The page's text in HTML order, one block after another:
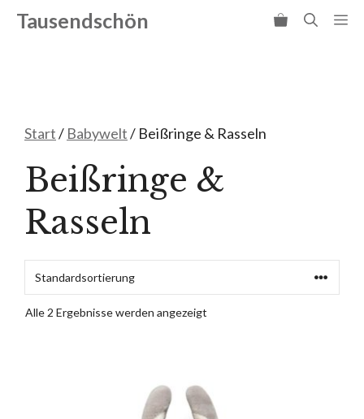
Zum
Inhalt
Tausendschön
Start/ Babywelt/ Beißringe & Rasseln
Beißringe &
Rasseln
Alle 2 Ergebnisse werden angezeigt